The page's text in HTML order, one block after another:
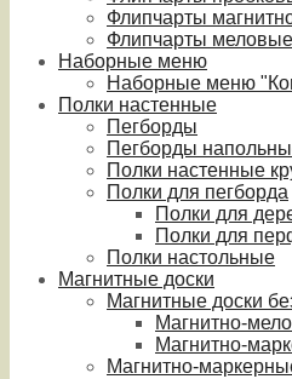
Флипчарты
Флипчарты меловые
Наборные меню
Наборные меню
Полки настенные
Пегборды
Пегборды
Полки настенные
Полки для пегборда
Полки для
Полки для
Полки настольные
Магнитные доски
Магнитные доски
Магнитно-
Магнитно-
Магнитно-